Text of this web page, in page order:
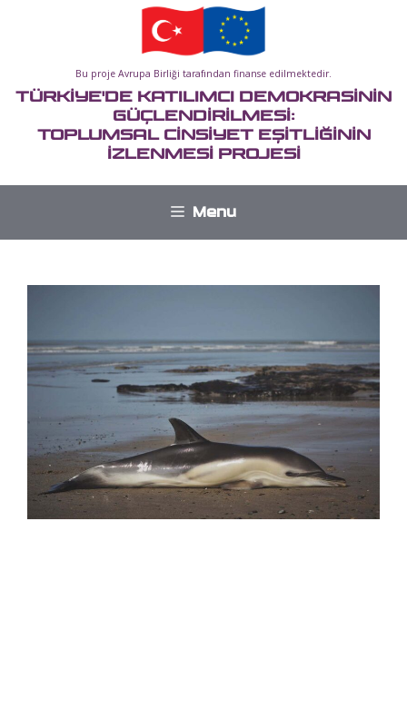
Bu proje Avrupa Birliği tarafından finanse edilmektedir.
TÜRKİYE'DE KATILIMCI DEMOKRASİNİN
GÜÇLENDİRİLMESİ:
TOPLUMSAL CİNSİYET EŞİTLİĞİNİN
İZLENMESİ PROJESİ
Menu